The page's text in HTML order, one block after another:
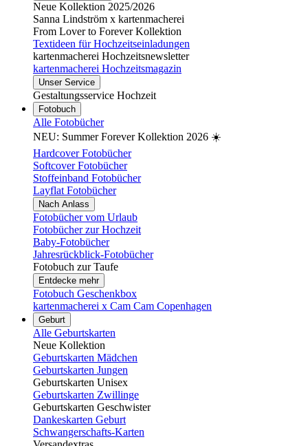
Neue Kollektion 2025/2026
Sanna Lindström x kartenmacherei
From Lover to Forever Kollektion
Textideen für Hochzeitseinladungen
kartenmacherei Hochzeitsnewsletter
kartenmacherei Hochzeitsmagazin
Unser Service
Gestaltungsservice Hochzeit
Fotobuch
Alle Fotobücher
NEU: Summer Forever Kollektion 2026 ☀️
Hardcover Fotobücher
Softcover Fotobücher
Stoffeinband Fotobücher
Layflat Fotobücher
Nach Anlass
Fotobücher vom Urlaub
Fotobücher zur Hochzeit
Baby-Fotobücher
Jahresrückblick-Fotobücher
Fotobuch zur Taufe
Entdecke mehr
Fotobuch Geschenkbox
kartenmacherei x Cam Cam Copenhagen
Geburt
Alle Geburtskarten
Neue Kollektion
Geburtskarten Mädchen
Geburtskarten Jungen
Geburtskarten Unisex
Geburtskarten Zwillinge
Geburtskarten Geschwister
Dankeskarten Geburt
Schwangerschafts-Karten